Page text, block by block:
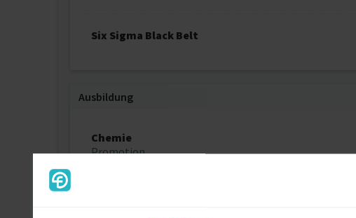
Six Sigma Black Belt
Ausbildung
Chemie
Promotion